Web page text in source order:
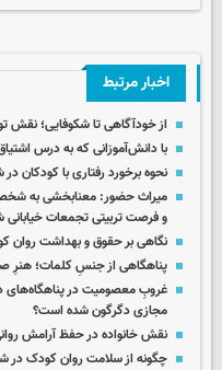
اخبار مرتبط
از خودآگاهی تا شکوفایی؛ نقش
با دانش‌آموزانی که به درس
نحوه برخورد رفتاری با کودکان
میراث حضور: معنابخشی به
و فرصت تربیتی تجمعات خیابانی
نگاهی بر حقوق و بهداشت روان
پناهگاهی از جنسِ کلمات؛ هنرِ
غروبِ معصومیت در پناهگاه‌های
مجازی دگرگون شده است؟
نقش خانواده در حفظ آرامش
چگونه از سلامت روان کودک در